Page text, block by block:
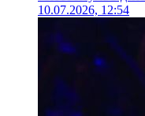
10.07.2026, 12:54